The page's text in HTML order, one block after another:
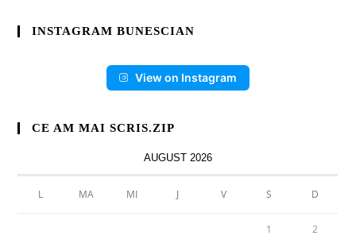
INSTAGRAM BUNESCIAN
View on Instagram
CE AM MAI SCRIS.ZIP
AUGUST 2026
L MA MI J V S D
1 2